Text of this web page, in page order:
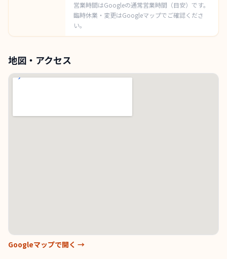
営業時間はGoogleの通常営業時間（目安）です。
臨時休業・変更はGoogleマップでご確認くださ
い。
地図・アクセス
Googleマップで開く →